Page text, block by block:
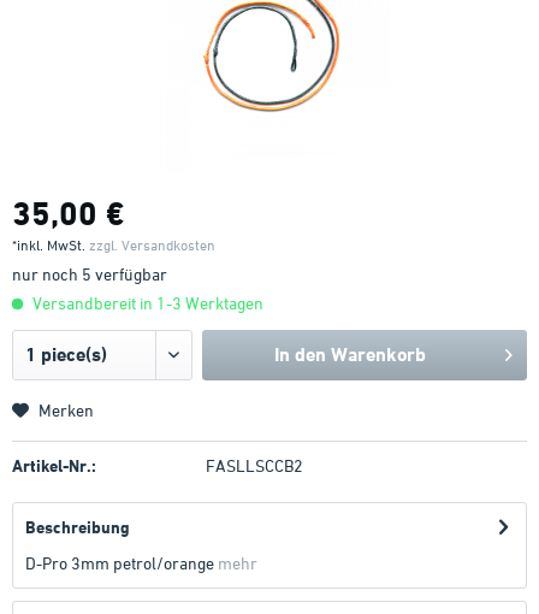
35,00 €
*inkl. MwSt. zzgl. Versandkosten
nur noch 5 verfügbar
Versandbereit in 1-3 Werktagen
In den Warenkorb
Merken
Artikel-Nr.: FASLLSCCB2
Beschreibung
D-Pro 3mm petrol/orange mehr